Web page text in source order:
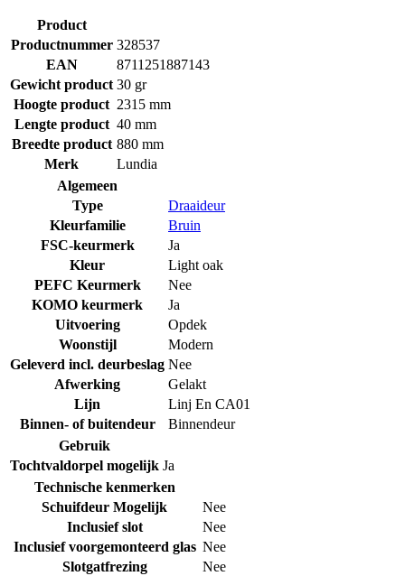
Product
Productnummer 328537
EAN
8711251887143
Gewicht product 30 gr
Hoogte product 2315 mm
Lengte product 40 mm
Breedte product 880 mm
Merk
Lundia
Algemeen
Type
Draaideur
Kleurfamilie
Bruin
FSC-keurmerk
Ja
Kleur
Light oak
PEFC Keurmerk
Nee
KOMO keurmerk
Ja
Uitvoering
Opdek
Woonstijl
Modern
Geleverd incl. deurbeslag Nee
Afwerking
Gelakt
Lijn
Linj En CA01
Binnen- of buitendeur
Binnendeur
Gebruik
Tochtvaldorpel mogelijk Ja
Technische kenmerken
Schuifdeur Mogelijk
Nee
Inclusief slot
Nee
Inclusief voorgemonteerd glas Nee
Slotgatfrezing
Nee